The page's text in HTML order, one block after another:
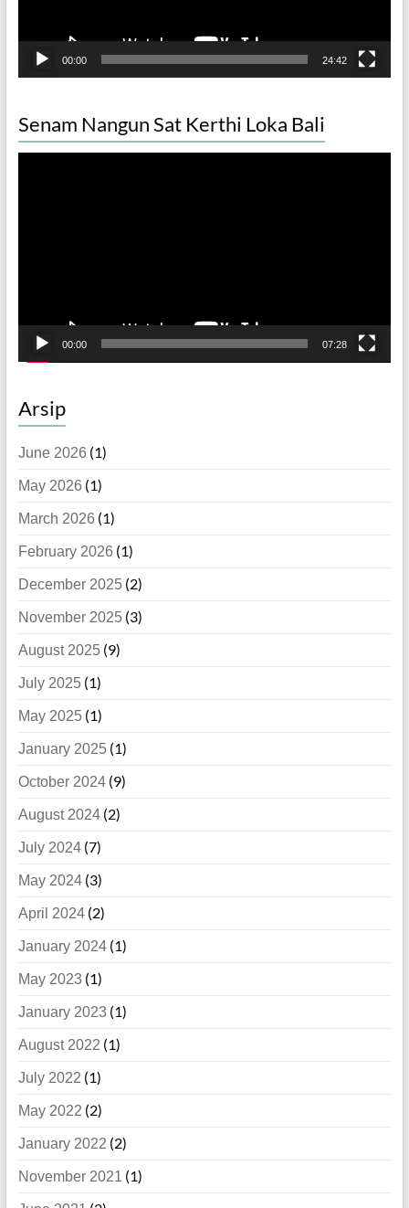
00:00 24:42
Senam Nangun Sat Kerthi Loka Bali
00:00 07:28
Arsip
June 2026 (1)
May 2026 (1)
March 2026 (1)
February 2026 (1)
December 2025(2)
November 2025(3)
August 2025(9)
July 2025(1)
May 2025(1)
January 2025(1)
October 2024(9)
August 2024(2)
July 2024(7)
May 2024(3)
April 2024(2)
January 2024(1)
May 2023 (1)
January 2023 (1)
August 2022 (1)
July 2022 (1)
May 2022 (2)
January 2022 (2)
November 2021 (1)